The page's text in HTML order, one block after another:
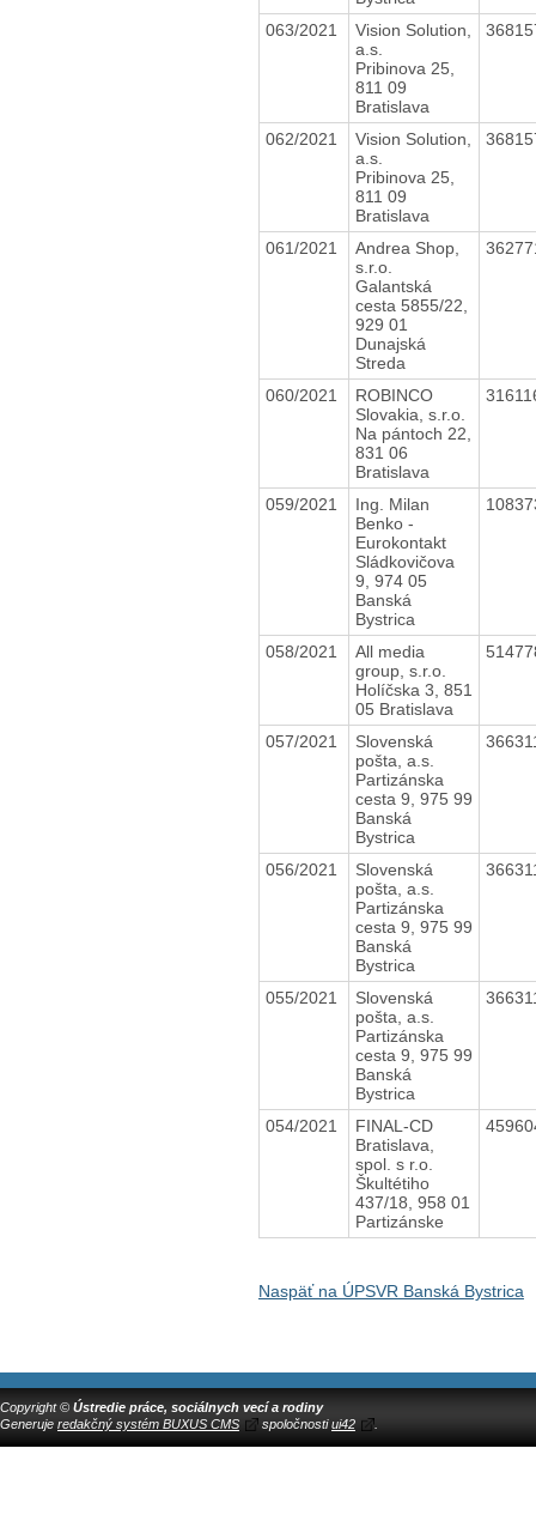
063/2021
Vision Solution,
a.s.
Pribinova 25,
811 09
Bratislava
062/2021
Vision Solution,
a.s.
Pribinova 25,
811 09
Bratislava
061/2021
Andrea Shop,
s.r.o.
Galantská
cesta 5855/22,
929 01
Dunajská
Streda
060/2021
ROBINCO
Slovakia, s.r.o.
Na pántoch 22,
831 06
Bratislava
059/2021
Ing. Milan
Benko -
Eurokontakt
Sládkovičova
9, 974 05
Banská
Bystrica
058/2021
All media
group, s.r.o.
Holíčska 3, 851
05 Bratislava
057/2021
Slovenská
pošta, a.s.
Partizánska
cesta 9, 975 99
Banská
Bystrica
056/2021
Slovenská
pošta, a.s.
Partizánska
cesta 9, 975 99
Banská
Bystrica
055/2021
Slovenská
pošta, a.s.
Partizánska
cesta 9, 975 99
Banská
Bystrica
054/2021
FINAL-CD
Bratislava,
spol. s r.o.
Škultétiho
437/18, 958 01
Partizánske
Naspäť na ÚPSVR Banská Bystrica
Copyright © Ústredie práce, sociálnych vecí a rodiny
Generuje redakčný systém BUXUS CMS spoločnostiui42